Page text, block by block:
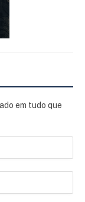
em tudo que